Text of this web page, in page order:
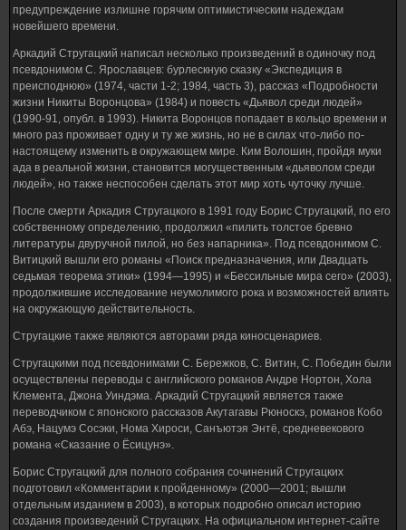
предупреждение излишне горячим оптимистическим надеждам
новейшего времени.
Аркадий Стругацкий написал несколько произведений в одиночку под
псевдонимом С. Ярославцев: бурлескную сказку «Экспедиция в
преисподнюю» (1974, части 1-2; 1984, часть 3), рассказ «Подробности
жизни Никиты Воронцова» (1984) и повесть «Дьявол среди людей»
(1990-91, опубл. в 1993). Никита Воронцов попадает в кольцо времени и
много раз проживает одну и ту же жизнь, но не в силах что-либо по-
настоящему изменить в окружающем мире. Ким Волошин, пройдя муки
ада в реальной жизни, становится могущественным «дьяволом среди
людей», но также неспособен сделать этот мир хоть чуточку лучше.
После смерти Аркадия Стругацкого в 1991 году Борис Стругацкий, по его
собственному определению, продолжил «пилить толстое бревно
литературы двуручной пилой, но без напарника». Под псевдонимом С.
Витицкий вышли его романы «Поиск предназначения, или Двадцать
седьмая теорема этики» (1994—1995) и «Бессильные мира сего» (2003),
продолжившие исследование неумолимого рока и возможностей влиять
на окружающую действительность.
Стругацкие также являются авторами ряда киносценариев.
Стругацкими под псевдонимами С. Бережков, С. Витин, С. Победин были
осуществлены переводы с английского романов Андре Нортон, Хола
Клемента, Джона Уиндэма. Аркадий Стругацкий является также
переводчиком с японского рассказов Акутагавы Рюноскэ, романов Кобо
Абэ, Нацумэ Сосэки, Нома Хироси, Санъютэя Энтё, средневекового
романа «Сказание о Ёсицунэ».
Борис Стругацкий для полного собрания сочинений Стругацких
подготовил «Комментарии к пройденному» (2000—2001; вышли
отдельным изданием в 2003), в которых подробно описал историю
создания произведений Стругацких. На официальном интернет-сайте